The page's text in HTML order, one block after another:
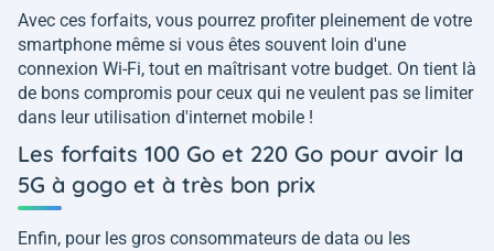
Avec ces forfaits, vous pourrez profiter pleinement de votre
smartphone même si vous êtes souvent loin d'une
connexion Wi-Fi, tout en maîtrisant votre budget. On tient là
de bons compromis pour ceux qui ne veulent pas se limiter
dans leur utilisation d'internet mobile !
Les forfaits 100 Go et 220 Go pour avoir la
5G à gogo et à très bon prix
Enfin, pour les gros consommateurs de data ou les